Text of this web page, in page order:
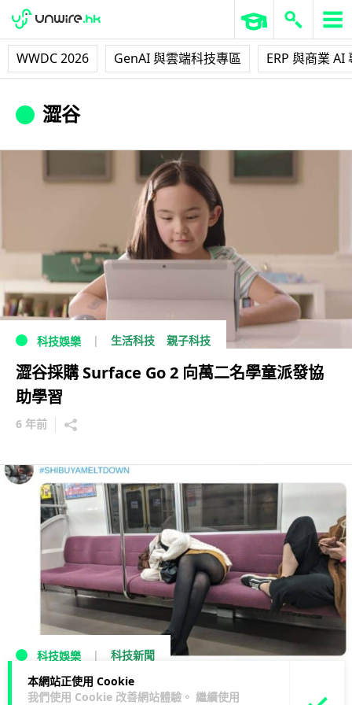
WWDC 2026 GenAI 與雲端科技專區 ERP 與商業 AI
本網站正使用 Cookie
我們使用 Cookie 改善網站體驗。 繼續使用
澀谷
科技娛樂 生活科技 親子科技
澀谷採購 Surface Go 2 向萬二名學童派發協
助學習
6 年前
科技娛樂 科技新聞
網民開 Twitter 帳號 記錄澀谷醉酒狂態